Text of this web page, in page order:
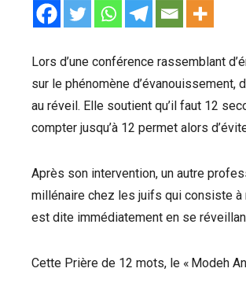
Lors d’une conférence rassemblant
sur le phénomène
au réveil. Elle soutient qu’il faut 12
compter jusqu’à 12 permet alors
Après son intervention, un autre
millénaire chez les juifs qui consiste à
est dite immédiatement en se
Cette Prière de 12 mots, le « Modeh